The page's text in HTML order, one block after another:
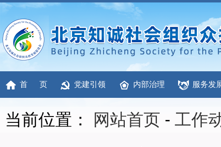
首 页 党建引领 内部治理 服务发
当前位置： 网站首页 - 工作